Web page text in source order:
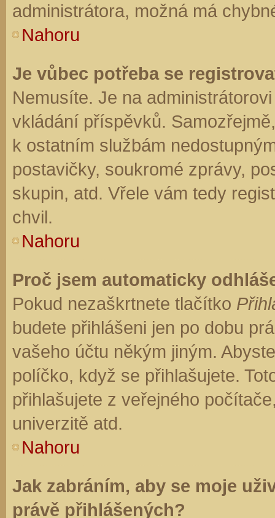
administrátora, možná má
Nahoru
Je vůbec potřeba se
Nemusíte. Je na
vkládání příspěvků.
k ostatním službám
postavičky, soukromé zprávy,
skupin, atd. Vřele vám tedy
chvil.
Nahoru
Proč jsem automaticky
Pokud nezaškrtnete tlačítko
budete přihlášeni jen po dobu
vašeho účtu někým jiným.
políčko, když se přihlašujete.
přihlašujete z veřejného
univerzitě atd.
Nahoru
Jak zabráním, aby se moje
právě přihlášených?